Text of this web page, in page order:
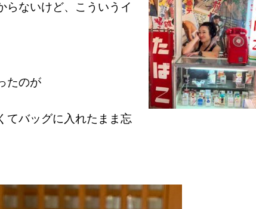
らないけど、こういうイ
たのが
てバッグに入れたまま忘